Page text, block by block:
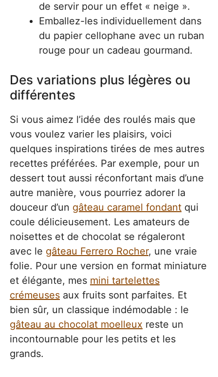
de servir pour un effet « neige ».
Emballez-les individuellement dans
du papier cellophane avec un ruban
rouge pour un cadeau gourmand.
Des variations plus légères ou
différentes
Si vous aimez l’idée des roulés mais que
vous voulez varier les plaisirs, voici
quelques inspirations tirées de mes autres
recettes préférées. Par exemple, pour un
dessert tout aussi réconfortant mais d’une
autre manière, vous pourriez adorer la
douceur d’un gâteau caramel fondant qui
coule délicieusement. Les amateurs de
noisettes et de chocolat se régaleront
avec le gâteau Ferrero Rocher, une vraie
folie. Pour une version en format miniature
et élégante, mes mini tartelettes
crémeuses aux fruits sont parfaites. Et
bien sûr, un classique indémodable : le
gâteau au chocolat moelleux reste un
incontournable pour les petits et les
grands.